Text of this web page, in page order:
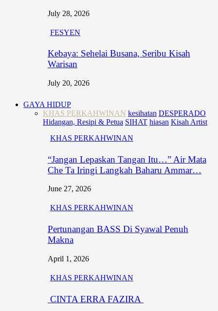
July 28, 2026
FESYEN
Kebaya: Sehelai Busana, Seribu Kisah
Warisan
July 20, 2026
GAYA HIDUP
KHAS PERKAHWINAN kesihatan DESPERADO
Hidangan, Resipi & Petua SIHAT hiasan Kisah Artist
KHAS PERKAHWINAN
“Jangan Lepaskan Tangan Itu…” Air Mata
Che Ta Iringi Langkah Baharu Ammar…
June 27, 2026
KHAS PERKAHWINAN
Pertunangan BASS Di Syawal Penuh
Makna
April 1, 2026
KHAS PERKAHWINAN
CINTA ERRA FAZIRA